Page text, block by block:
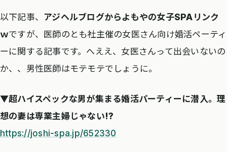
以下記事、 アジヘルブログからよもやの女子SPAリンク
ｗですが、医師のとも社主催の女医さん向け婚活ペーティ
ーに関する記事です。へええ、女医さんって出会いないの
か、、男性医師はモテモテでしょうに。
▼超ハイスペックな男が集まる婚活パーティーに潜入。理
想の妻は専業主婦じゃない!?
https://joshi-spa.jp/652330